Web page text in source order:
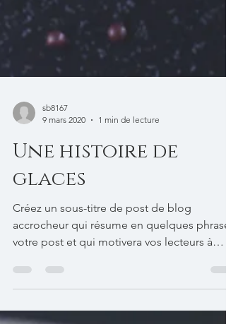
9 mars 2020
1 min de lecture
Une histoire de
glaces
Créez un sous-titre de post de blog
accrocheur qui résume en quelques